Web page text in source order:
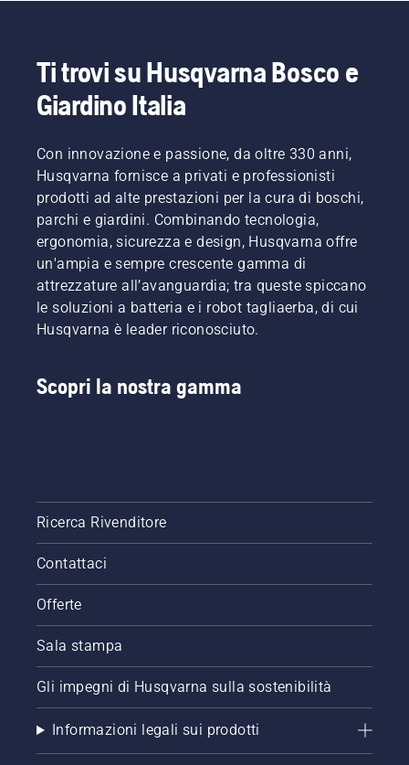
parchi
dei
relativi
paesi.
loro a
comporre
il nostro
H-team.
E sono
loro i
nostri
utenti
più
esigenti.
Ti trovi su Husqvarna Bosco e
Giardino Italia
Con innovazione e passione, da oltre 330 anni,
Husqvarna fornisce a privati e professionisti
prodotti ad alte prestazioni per la cura di boschi,
parchi e giardini. Combinando tecnologia,
ergonomia, sicurezza e design, Husqvarna offre
un'ampia e sempre crescente gamma di
attrezzature all’avanguardia; tra queste spiccano
le soluzioni a batteria e i robot tagliaerba, di cui
Husqvarna è leader riconosciuto.
Scopri la nostra gamma
Ricerca Rivenditore
Contattaci
Offerte
Sala stampa
Gli impegni di Husqvarna sulla sostenibilità
Informazioni legali sui prodotti